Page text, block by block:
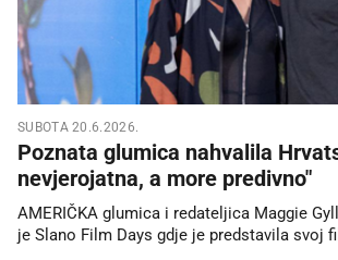
SUBOTA 20.6.2026.
Poznata glumica nahvalila
nevjerojatna, a more predivno"
AMERIČKA glumica i redateljica Maggie
je Slano Film Days gdje je predstavila svoj